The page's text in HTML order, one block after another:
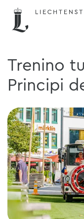
Trenino
Principi